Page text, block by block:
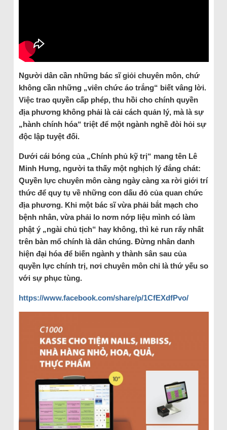
Người dân cần những bác sĩ giỏi chuyên môn, chứ
không cần những „viên chức áo trắng“ biết vâng lời.
Việc trao quyền cấp phép, thu hồi cho chính quyền
địa phương không phải là cải cách quản lý, mà là sự
„hành chính hóa“ triệt để một ngành nghề đòi hỏi sự
độc lập tuyệt đối.
Dưới cái bóng của „Chính phủ kỹ trị“ mang tên Lê
Minh Hưng, người ta thấy một nghịch lý đắng chát:
Quyền lực chuyên môn càng ngày càng xa rời giới trí
thức để quy tụ về những con dấu đỏ của quan chức
địa phương. Khi một bác sĩ vừa phải bắt mạch cho
bệnh nhân, vừa phải lo nơm nớp liệu mình có làm
phật ý „ngài chủ tịch“ hay không, thì kẻ run rẩy nhất
trên bàn mổ chính là dân chúng. Đừng nhân danh
hiện đại hóa để biến ngành y thành sân sau của
quyền lực chính trị, nơi chuyên môn chỉ là thứ yếu so
với sự phục tùng.
https://www.facebook.com/share/p/1CfEXdfPvo/